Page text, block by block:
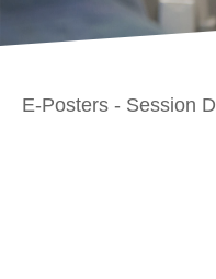
E-Posters - Session D